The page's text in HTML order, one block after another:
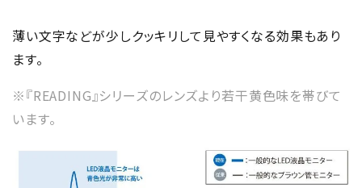
薄い文字などが少しクッキリして見やすくなる効果もあり
ます。
※『READING』シリーズのレンズより若干黄色味を帯びて
います。